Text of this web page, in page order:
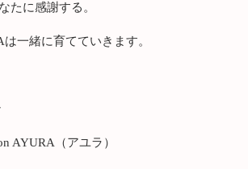
たに感謝する。
一緒に育てていきます。
AYURA（アユラ）